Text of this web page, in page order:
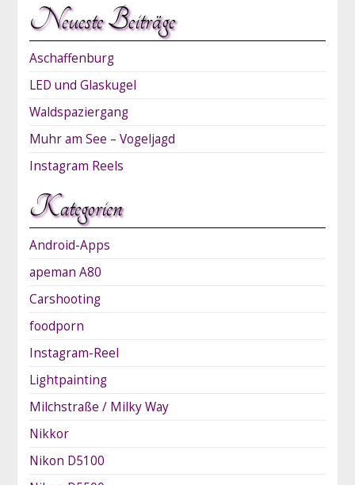
Neueste Beiträge
Aschaffenburg
LED und Glaskugel
Waldspaziergang
Muhr am See – Vogeljagd
Instagram Reels
Kategorien
Android-Apps
apeman A80
Carshooting
foodporn
Instagram-Reel
Lightpainting
Milchstraße / Milky Way
Nikkor
Nikon D5100